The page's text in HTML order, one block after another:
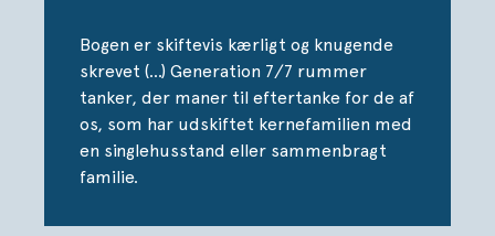
”Skilsmisselivet var besværligt, både praktisk og
følelsesmæssigt. Det gjaldt om at være omstillingsparat
og passe ind og til tider følte jeg mig som den midterste
firkant i et kludetæppe.” - Uddrag fra bogen
Bogen er skiftevis kærligt og knugende
skrevet (…) Generation 7/7 rummer
tanker, der maner til eftertanke for de af
os, som har udskiftet kernefamilien med
en singlehusstand eller sammenbragt
familie.